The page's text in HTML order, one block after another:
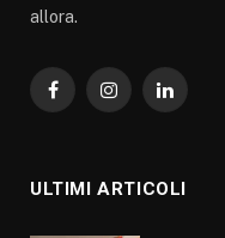
allora.
FacebookInstagramLinkedIn
ULTIMI ARTICOLI